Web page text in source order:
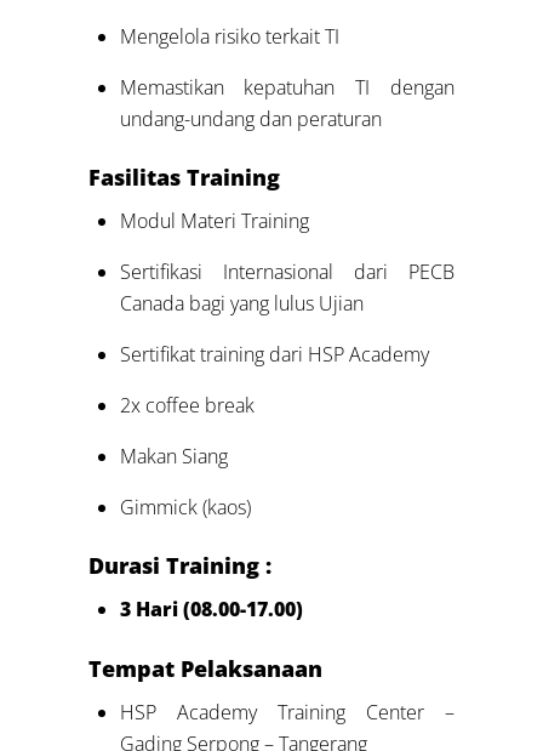
Mengelola risiko terkait TI
Memastikan kepatuhan TI dengan
undang-undang dan peraturan
Fasilitas Training
Modul Materi Training
Sertifikasi Internasional dari PECB
Canada bagi yang lulus Ujian
Sertifikat training dari HSP Academy
2x coffee break
Makan Siang
Gimmick (kaos)
Durasi Training :
3 Hari (08.00-17.00)
Tempat Pelaksanaan
HSP Academy Training Center –
Gading Serpong – Tangerang